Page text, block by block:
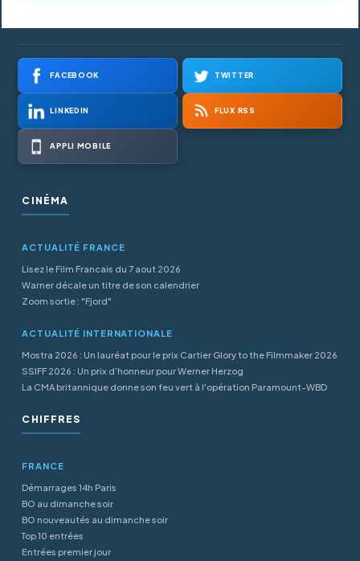
FACEBOOK TWITTER
LINKEDIN FLUX RSS
APPLI MOBILE
CINÉMA
ACTUALITÉ FRANCE
Lisez le Film Francais du 7 aout 2026
Warner décale un titre de son calendrier
Zoom sortie : "Fjord"
ACTUALITÉ INTERNATIONALE
Mostra 2026 : Un lauréat pour le prix Cartier Glory to the Filmmaker 2026
SSIFF 2026 : Un prix d’honneur pour Werner Herzog
La CMA britannique donne son feu vert à l'opération Paramount-WBD
CHIFFRES
FRANCE
Démarrages 14h Paris
BO au dimanche soir
BO nouveautés au dimanche soir
Top 10 entrées
Entrées premier jour